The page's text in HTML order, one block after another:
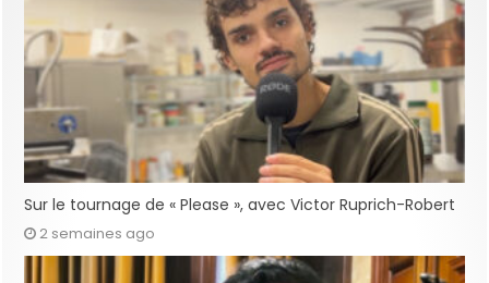
Sur le tournage de « Please », avec Victor Ruprich-Robert
2 semaines ago